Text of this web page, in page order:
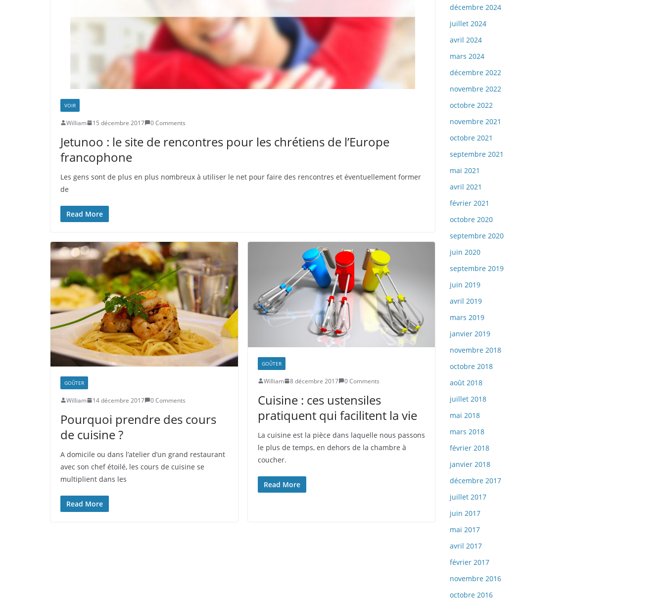
VOIR
William 15 décembre 2017 0 Comments
Jetunoo : le site de rencontres pour les chrétiens de l’Europe
francophone
Les gens sont de plus en plus nombreux à utiliser le net pour faire des rencontres et éventuellement former
de
Read More
GOÛTER
William 14 décembre 2017 0 Comments
Pourquoi prendre des cours
de cuisine ?
A domicile ou dans l’atelier d’un grand restaurant
avec son chef étoilé, les cours de cuisine se
multiplient dans les
Read More
GOÛTER
William 8 décembre 2017 0 Comments
Cuisine : ces ustensiles
pratiquent qui facilitent la vie
La cuisine est la pièce dans laquelle nous passons
le plus de temps, en dehors de la chambre à
coucher.
Read More
décembre 2024
juillet 2024
avril 2024
mars 2024
décembre 2022
novembre 2022
octobre 2022
novembre 2021
octobre 2021
septembre 2021
mai 2021
avril 2021
février 2021
octobre 2020
septembre 2020
juin 2020
septembre 2019
juin 2019
avril 2019
mars 2019
janvier 2019
novembre 2018
octobre 2018
août 2018
juillet 2018
mai 2018
mars 2018
février 2018
janvier 2018
décembre 2017
juillet 2017
juin 2017
mai 2017
avril 2017
février 2017
novembre 2016
octobre 2016